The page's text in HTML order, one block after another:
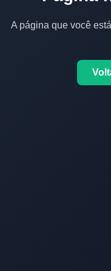
A página que você